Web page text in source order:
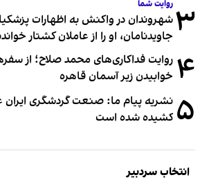
۳ روایت شما
شهروندان در واکنش به اظهارات
جاویدنامان، او را از عاملان کشتار
۴ خوابیدن زیر آسمان قاهره
۵ نشریه پیام ما: صنعت گردشگری ایران
کشیده شده است
انتخاب سردبیر